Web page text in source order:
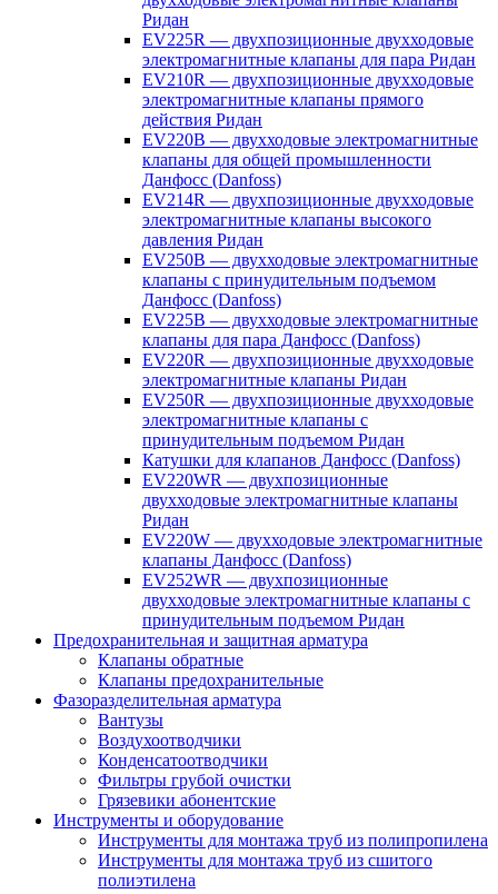
Ридан
EV225R — двухпозиционные двухходовые
электромагнитные клапаны для пара Ридан
EV210R — двухпозиционные двухходовые
электромагнитные клапаны прямого
действия Ридан
EV220B — двухходовые электромагнитные
клапаны для общей промышленности
Данфосс (Danfoss)
EV214R — двухпозиционные двухходовые
электромагнитные клапаны высокого
давления Ридан
EV250B — двухходовые электромагнитные
клапаны с принудительным подъемом
Данфосс (Danfoss)
EV225B — двухходовые электромагнитные
клапаны для пара Данфосс (Danfoss)
EV220R — двухпозиционные двухходовые
электромагнитные клапаны Ридан
EV250R — двухпозиционные двухходовые
электромагнитные клапаны с
принудительным подъемом Ридан
Катушки для клапанов Данфосс (Danfoss)
EV220WR — двухпозиционные
двухходовые электромагнитные клапаны
Ридан
EV220W — двухходовые электромагнитные
клапаны Данфосс (Danfoss)
EV252WR — двухпозиционные
двухходовые электромагнитные клапаны с
принудительным подъемом Ридан
Предохранительная и защитная арматура
Клапаны обратные
Клапаны предохранительные
Фазоразделительная арматура
Вантузы
Воздухоотводчики
Конденсатоотводчики
Фильтры грубой очистки
Грязевики абонентские
Инструменты и оборудование
Инструменты для монтажа труб из полипропилена
Инструменты для монтажа труб из сшитого
полиэтилена